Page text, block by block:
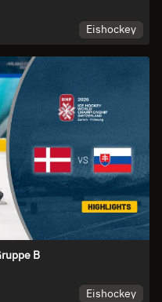
Eishockey
B
Eishockey